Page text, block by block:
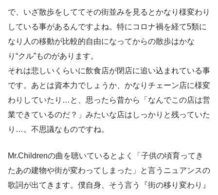
で、いざ散歩をしててその街並みを見るとかなり様変わり
している事があるんですよね。特にコロナ禍を経て5類に
なり人の移動が比較的自由になってからの散歩はかな
り“クル”ものがあります。
それは悲しいくらいに飲食店が閉店に追い込まれている事
です。あとは資本力でしょうか、かなりチェーン店に様変
わりしていたり…と、思ったら昔から「なんでこの店は営
業できているのだ？」みたいな店はしっかりと残っていた
り…。不思議なものですね。
Mr.Childrenの曲を聴いているとよく「子供の頃育ってき
たあの建物や街が変わってしまった」と言うニュアンスの
歌詞が出てきます。僕自身、そう言う『街の移り変わり』